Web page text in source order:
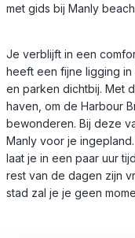
met gids bij Manly beach
Je verblijft in een
heeft een fijne ligging in
en parken dichtbij. Met
haven, om de Harbour
bewonderen. Bij deze
Manly voor je
laat je in een paar uur
rest van de dagen zijn
stad zal je je geen